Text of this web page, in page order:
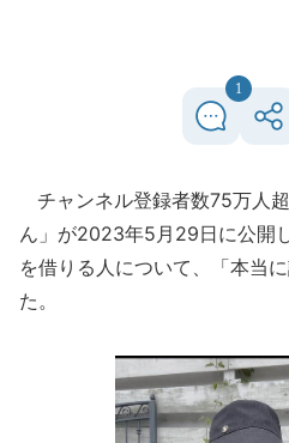
1
チャンネル登録者数75万人
ん」が2023年5月29日に公開
を借りる人について、「本当
た。